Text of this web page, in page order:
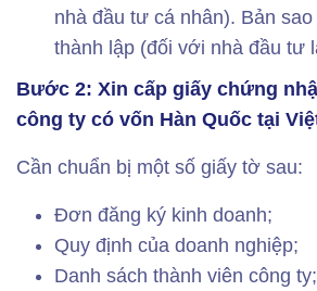
nhà đầu tư cá nhân). Bản
thành lập (đối với nhà đầu tư
Bước 2: Xin cấp giấy chứng
công ty có vốn Hàn Quốc tại
Cần chuẩn bị một số giấy tờ sau:
Đơn đăng ký kinh doanh;
Quy định của doanh nghiệp;
Danh sách thành viên công ty;